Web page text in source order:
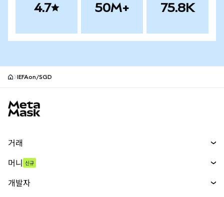
4.7 50M+ 75.8K
IEFAon/SGD
거래
무기한 선물
머니 신규
개발자